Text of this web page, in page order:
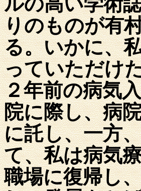
りのものが有
る。いかに、
っていただけ
２年前の病気
院に際し、病
に託し、一方
て、私は病気
職場に復帰し